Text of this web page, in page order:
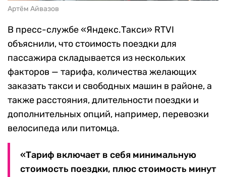
Артём Айвазов
В пресс-службе «Яндекс.Такси» RTVI
объяснили, что стоимость поездки для
пассажира складывается из нескольких
факторов — тарифа, количества желающих
заказать такси и свободных машин в районе, а
также расстояния, длительности поездки и
дополнительных опций, например, перевозки
велосипеда или питомца.
«Тариф включает в себя минимальную
стоимость поездки, плюс стоимость минут